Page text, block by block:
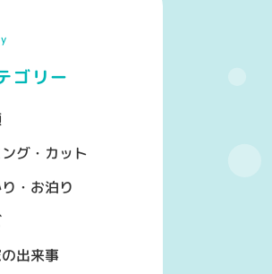
ゴリー
グ・カット
・お泊り
出来事